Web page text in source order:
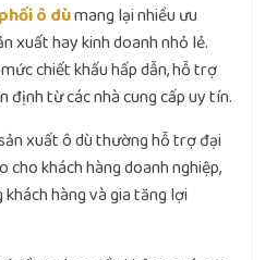
ô dùmang lại nhiều ưu
xuất hay kinh doanh nhỏ lẻ.
chiết khấu hấp dẫn, hỗ trợ
định từ các nhà cung cấp uy tín.
xuất ô dù thường hỗ trợ đại
khách hàng doanh nghiệp,
hàng và gia tăng lợi